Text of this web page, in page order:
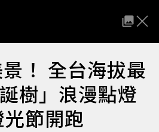
！ 全台海拔最
樹」浪漫點燈
節開跑